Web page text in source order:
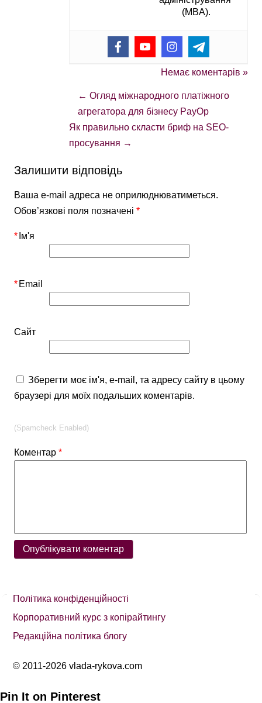
(MBA).
Немає коментарів »
← Огляд міжнародного платіжного
агрегатора для бізнесу PayOp
Як правильно скласти бриф на SEO-
просування →
Залишити відповідь
Ваша e-mail адреса не оприлюднюватиметься.
Обов’язкові поля позначені*
Коментар*
Ім'я
*
Email
*
Сайт
Зберегти моє ім'я, e-mail, та адресу сайту в цьому
браузері для моїх подальших коментарів.
(Spamcheck Enabled)
Політика конфіденційності
Корпоративний курс з копірайтингу
Редакційна політика блогу
© 2011-2026 vlada-rykova.com
Pin It on Pinterest